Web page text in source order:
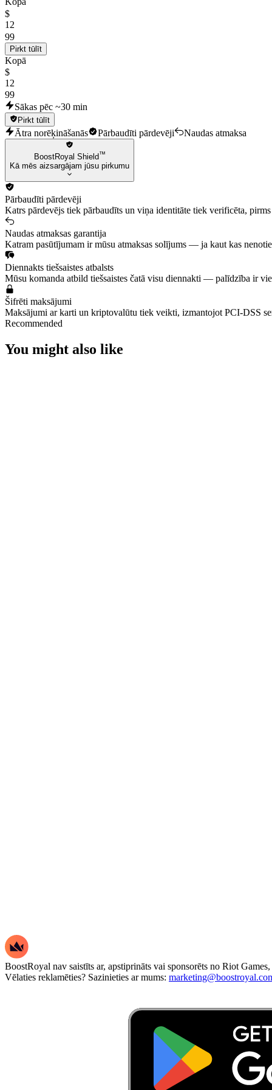
$
12
99
Pirkt tūlīt
Kopā
$
12
99
Sākas pēc ~30 min
Pirkt tūlīt
Ātra norēķināšanās Pārbaudīti pārdevēji Naudas atmaksa
BoostRoyal Shield™
Kā mēs aizsargājam jūsu pirkumu
Pārbaudīti pārdevēji
Katrs pārdevējs tiek pārbaudīts un viņa identitāte tiek verificēta,
Naudas atmaksas garantija
Katram pasūtījumam ir mūsu atmaksas solījums — ja kaut kas
Diennakts tiešsaistes atbalsts
Mūsu komanda atbild tiešsaistes čatā visu diennakti — palīdzība ir
Šifrēti maksājumi
Maksājumi ar karti un kriptovalūtu tiek veikti, izmantojot PCI-DSS
Recommended
You might also like
BoostRoyal nav saistīts ar, apstiprināts vai sponsorēts no Riot
Vēlaties reklamēties? Sazinieties ar mums: